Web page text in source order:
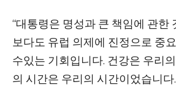
“대통령은 명성과 큰 책임에 관한
보다도 유럽 의제에 진정으로 중
수있는 기회입니다. 건강은 우리
의 시간은 우리의 시간이었습니다.